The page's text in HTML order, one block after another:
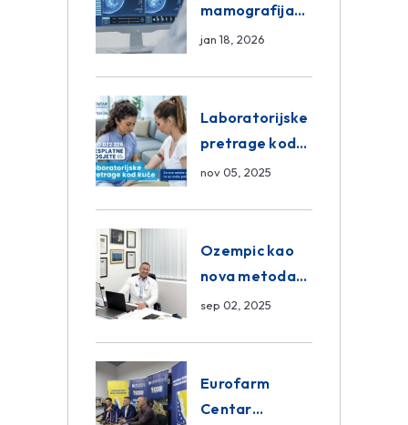
mamografija
Sarajevo –
Centar
Poliklinika
jan 18, 2026
Laboratorijske
pretrage kod
kuće – novo u
Poliklinici
nov 05, 2025
Ozempic kao
nova metoda
mršavljenja: da
sep 02, 2025
Eurofarm
Centar